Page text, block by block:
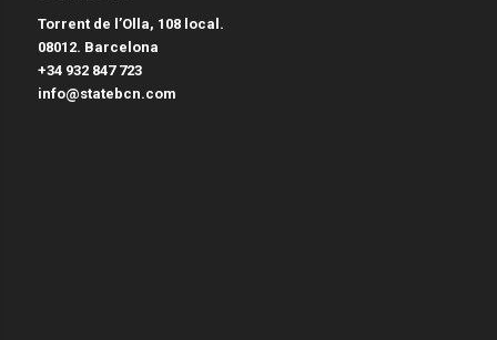
Torrent de l’Olla, 108 local.
08012. Barcelona
+34 932 847 723
info@statebcn.com